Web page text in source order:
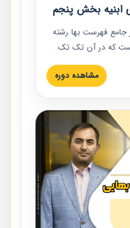
ابنیه بخش پنجم
جامع فهرست بها رشته
است که در آن تک تک
شده است. این
تصاویر عملیات
پروژه مهندسی
ارائه شده و به تمام
فعالیت هستند حتما
نمایند.
مشاهده دوره